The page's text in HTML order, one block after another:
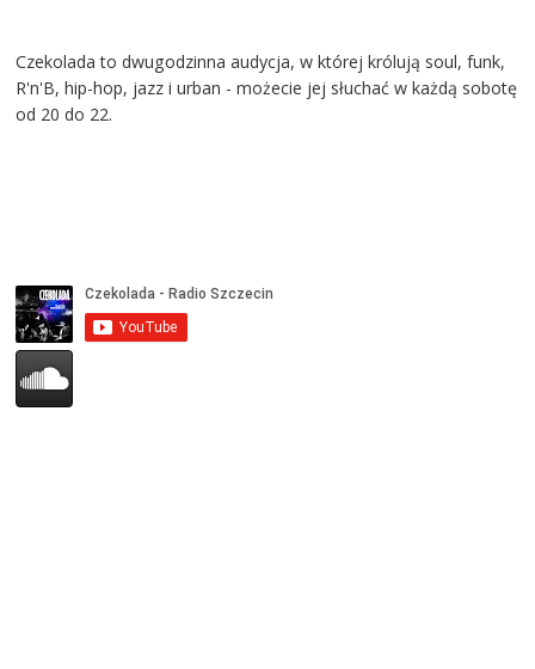
Czekolada to dwugodzinna audycja, w której królują soul, funk,
R'n'B, hip-hop, jazz i urban - możecie jej słuchać w każdą sobotę
od 20 do 22.